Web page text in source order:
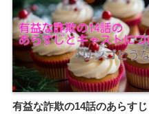
有益な詐欺の14話のあらす